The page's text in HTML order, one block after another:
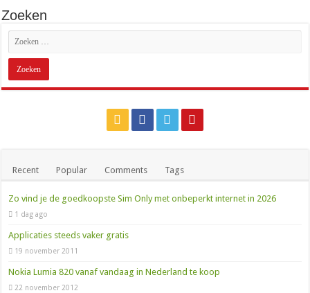
Zoeken
Recent Popular Comments Tags
Zo vind je de goedkoopste Sim Only met onbeperkt internet in 2026
1 dag ago
Applicaties steeds vaker gratis
19 november 2011
Nokia Lumia 820 vanaf vandaag in Nederland te koop
22 november 2012